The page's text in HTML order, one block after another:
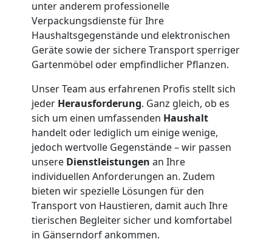
unter anderem professionelle
Verpackungsdienste für Ihre
Haushaltsgegenstände und elektronischen
Geräte sowie der sichere Transport sperriger
Gartenmöbel oder empfindlicher Pflanzen.
Unser Team aus erfahrenen Profis stellt sich
jeder Herausforderung. Ganz gleich, ob es
sich um einen umfassenden Haushalt
handelt oder lediglich um einige wenige,
jedoch wertvolle Gegenstände – wir passen
unsere Dienstleistungen an Ihre
individuellen Anforderungen an. Zudem
bieten wir spezielle Lösungen für den
Transport von Haustieren, damit auch Ihre
tierischen Begleiter sicher und komfortabel
in Gänserndorf ankommen.
Neustadt
Kleiner
Umzug
Wiener
Neustadt
Küchenumzug
Wiener